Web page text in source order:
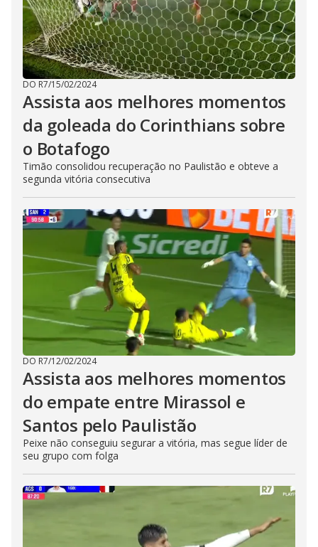
DO R7/15/02/2024
Assista aos melhores momentos
da goleada do Corinthians sobre
o Botafogo
Timão consolidou recuperação no Paulistão e obteve a
segunda vitória consecutiva
DO R7/12/02/2024
Assista aos melhores momentos
do empate entre Mirassol e
Santos pelo Paulistão
Peixe não conseguiu segurar a vitória, mas segue líder de
seu grupo com folga